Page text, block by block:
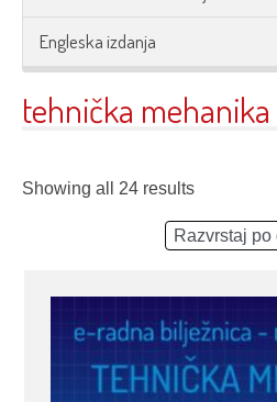
Engleska izdanja
tehnička mehanika
Showing all 24 results